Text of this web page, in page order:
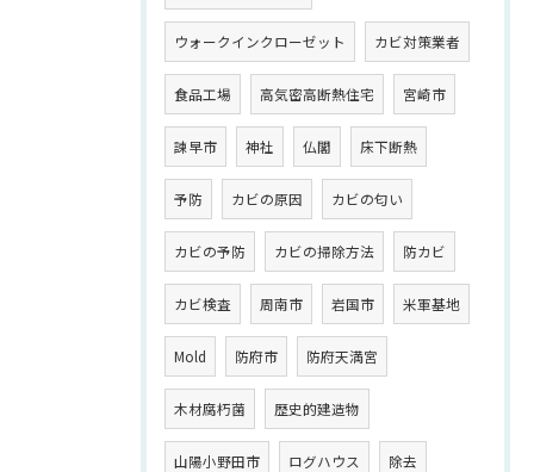
ウォークインクローゼット カビ対策業者
食品工場 高気密高断熱住宅 宮崎市
諫早市 神社 仏閣 床下断熱
予防 カビの原因 カビの匂い
カビの予防 カビの掃除方法 防カビ
カビ検査 周南市 岩国市 米軍基地
Mold 防府市 防府天満宮
木材腐朽菌 歴史的建造物
山陽小野田市 ログハウス 除去